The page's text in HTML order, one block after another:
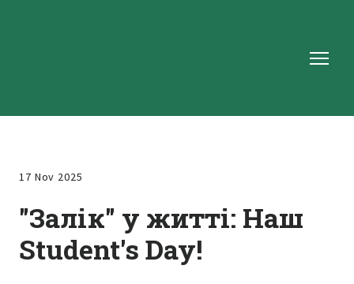
17 Nov 2025
"Залік" у житті: Наш
Student's Day!